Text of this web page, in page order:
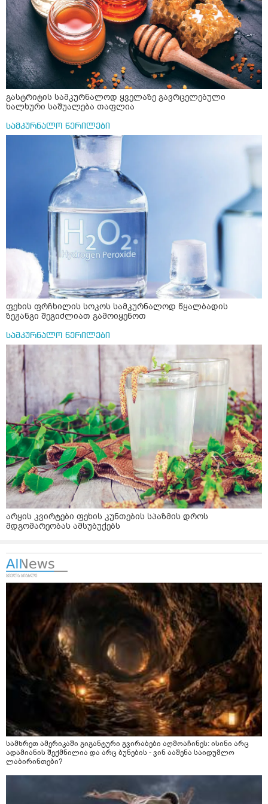
გასტრიტის სამკურნალოდ ყველაზე გავრცელებული
ხალხური საშუალება თაფლია
სამკურნალო წერილები
ფეხის ფრჩხილის სოკოს სამკურნალოდ წყალბადის
ზეჟანგი შეგიძლიათ გამოიყენოთ
სამკურნალო წერილები
არყის კვირტები ფეხის კუნთების სპაზმის დროს
მდგომარეობას ამსუბუქებს
სამხრეთ ამერიკაში გიგანტური გვირაბები აღმოაჩინეს: ისინი არც
ადამიანის შექმნილია და არც ბუნების - ვინ ააშენა საიდუმლო
ლაბირინთები?